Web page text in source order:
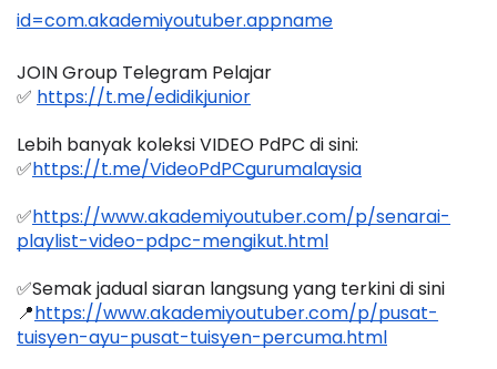
id=com.akademiyoutuber.appname
JOIN Group Telegram Pelajar
✅ https://t.me/edidikjunior
Lebih banyak koleksi VIDEO PdPC di sini:
✅https://t.me/VideoPdPCgurumalaysia
✅https://www.akademiyoutuber.com/p/senarai-
playlist-video-pdpc-mengikut.html
✅Semak jadual siaran langsung yang terkini di sini
📍https://www.akademiyoutuber.com/p/pusat-
tuisyen-ayu-pusat-tuisyen-percuma.html